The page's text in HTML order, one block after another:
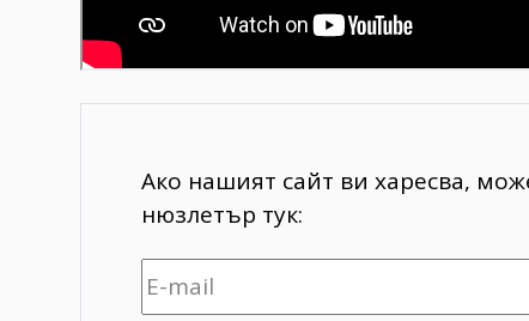
Ако нашият сайт ви харесва,
нюзлетър тук: